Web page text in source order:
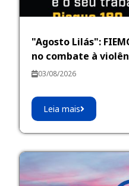
"Agosto Lilás":
no combate à
03/08/2026
Leia mais